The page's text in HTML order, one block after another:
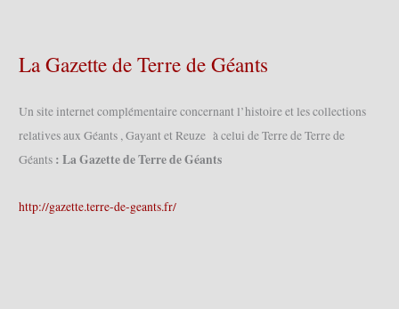
La Gazette de Terre de Géants
Un site internet complémentaire concernant l’histoire et les collections
relatives aux Géants , Gayant et Reuze à celui de Terre de Terre de
Géants : La Gazette de Terre de Géants
http://gazette.terre-de-geants.fr/